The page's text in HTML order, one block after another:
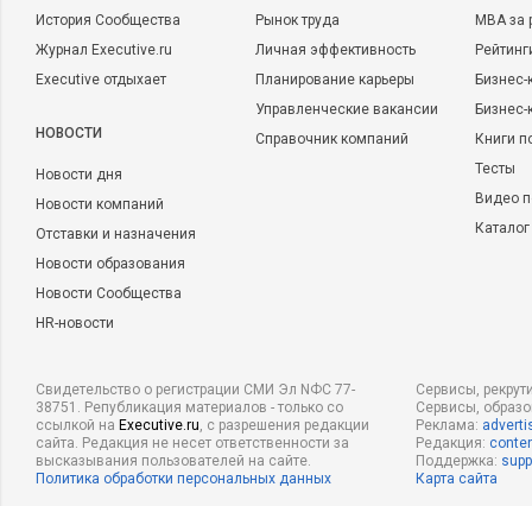
История Сообщества
Журнал Executive.ru
Executive отдыхает
НОВОСТИ
Новости дня
Новости компаний
Отставки и назначения
Новости образования
Новости Сообщества
HR-новости
Рынок труда
Личная эффективность
Планирование карьеры
Управленческие вакансии
Справочник компаний
MBA
Бизнес-
Книги
Тесты
Видео
Свидетельство о регистрации СМИ Эл NФС 77-
38751. Републикация материалов - только со
ссылкой на Executive.ru, с разрешения редакции
сайта. Редакция не несет ответственности за
высказывания пользователей на сайте.
Политика обработки персональных данных
Сервисы,
Сервисы,
Реклама:
Редакция:
Поддержка:
Карта сайта